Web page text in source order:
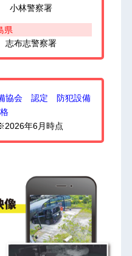
小林警察署
県
布志警察署
備協会 認定 防犯設備
年6月時点